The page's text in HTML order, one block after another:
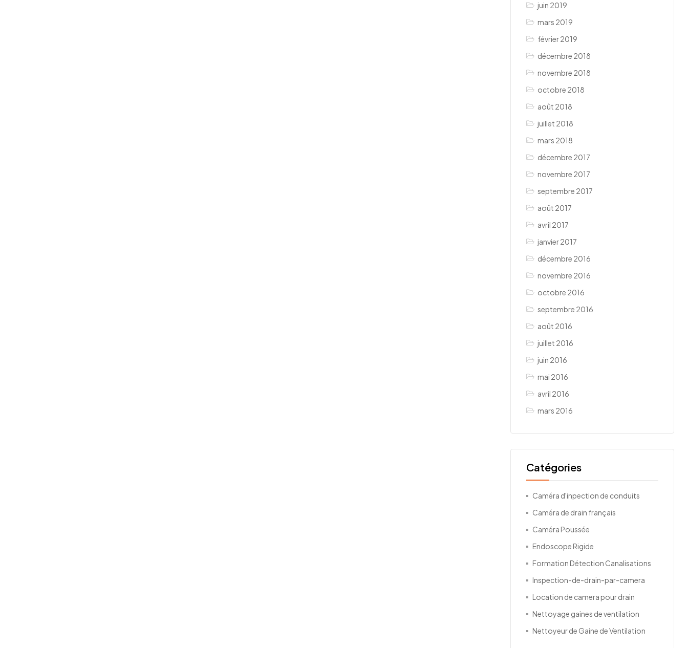
juin 2019
mars 2019
février 2019
décembre 2018
novembre 2018
octobre 2018
août 2018
juillet 2018
mars 2018
décembre 2017
novembre 2017
septembre 2017
août 2017
avril 2017
janvier 2017
décembre 2016
novembre 2016
octobre 2016
septembre 2016
août 2016
juillet 2016
juin 2016
mai 2016
avril 2016
mars 2016
Catégories
Caméra d'inpection de conduits
Caméra de drain français
Caméra Poussée
Endoscope Rigide
Formation Détection Canalisations
Inspection-de-drain-par-camera
Location de camera pour drain
Nettoyage gaines de ventilation
Nettoyeur de Gaine de Ventilation